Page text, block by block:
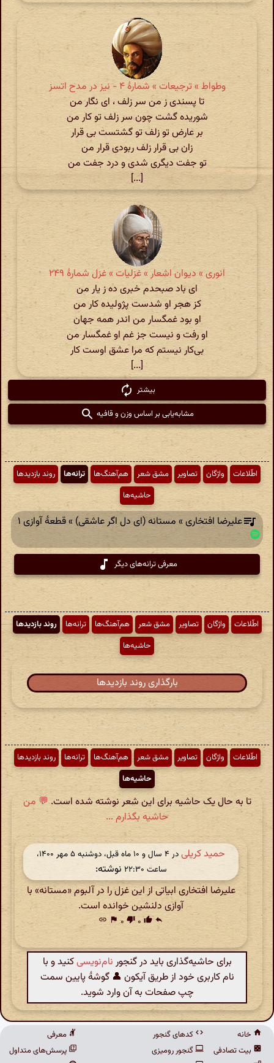
وطواط » ترجیعات » شمارهٔ ۴ - نیز در مدح اتسز
تا پسندی ز من سر زلف ، ای نگار من
شوریده گشت چون سر زلف تو کار من
بر عارض تو زلف تو گشتست بی قرار
زان بی قرار زلف ربودی قرار من
تو جفت دیگری شدی و درد جفت من
[...]
انوری » دیوان اشعار » غزلیات » غزل شمارهٔ ۲۴۹
ای باد صبحدم خبری ده ز یار من
کز هجر او شدست پژولیده کار من
او بود غمگسار من اندر همه جهان
او رفت و نیست جز غم او غمگسار من
بی‌کار نیستم که مرا عشق اوست کار
[...]
بیشتر
مشابه‌یابی بر اساس وزن و قافیه
اطّلاعات واژگان تصاویر مشق شعر هم‌آهنگ‌ها ترانه‌ها
روند بازدیدها
حاشیه‌ها
علیرضا افتخاری » مستانه (ای دل اگر عاشقی) » قطعهٔ آوازی ۱
معرفی ترانه‌های دیگر
اطّلاعات واژگان تصاویر مشق شعر هم‌آهنگ‌ها ترانه‌ها
روند بازدیدها
حاشیه‌ها
بارگذاری روند بازدیدها
اطّلاعات واژگان تصاویر مشق شعر هم‌آهنگ‌ها ترانه‌ها
روند بازدیدها
حاشیه‌ها
تا به حال یک حاشیه برای این شعر نوشته شده است.💬 من
حاشیه بگذارم ...
حمید کریلی
در ‫۴ سال و ۱۰ ماه قبل، دوشنبه ۵ مهر ۱۴۰۰،
ساعت ۲۲:۳۰
نوشته:
علیرضا افتخاری ابیاتی از این غزل را در آلبوم «مستانه» با
آوازی دلنشین خوانده است.
reply
thumb_up ۰ thumb_down ۰ flag
link
برای حاشیه‌گذاری باید در گنجور نام‌نویسیکنید و با
نام کاربری خود از طریق آیکون 👤 گوشهٔ پایین سمت
چپ صفحات به آن وارد شوید.
خانه
بیت تصادفی
کدهای گنجور
گنجور رومیزی
معرفی
پرسش‌های متداول